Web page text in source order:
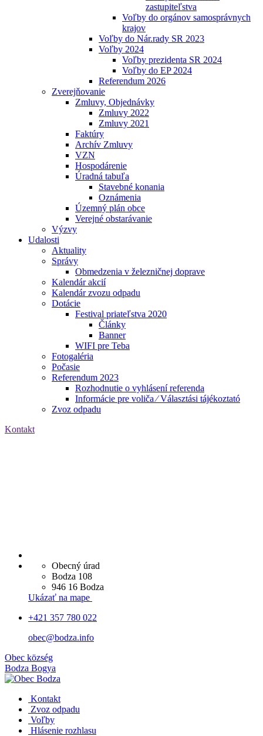
zastupiteľstva
Voľby do orgánov samosprávnych
krajov
Voľby do Nár.rady SR 2023
Voľby 2024
Voľby prezidenta SR 2024
Voľby do EP 2024
Referendum 2026
Zverejňovanie
Zmluvy, Objednávky
Zmluvy 2022
Zmluvy 2021
Faktúry
Archív Zmluvy
VZN
Hospodárenie
Úradná tabuľa
Stavebné konania
Oznámenia
Územný plán obce
Verejné obstarávanie
Výzvy
Udalosti
Aktuality
Správy
Obmedzenia v železničnej doprave
Kalendár akcií
Kalendár zvozu odpadu
Dotácie
Festival priateľstva 2020
Články
Banner
WIFI pre Teba
Fotogaléria
Počasie
Referendum 2023
Rozhodnutie o vyhlásení referenda
Informácie pre voliča ⁄ Választási tájékoztató
Zvoz odpadu
Kontakt
Obecný úrad
Bodza 108
946 16 Bodza
Ukázať na mape
+421 357 780 022
obec@bodza.info
Obec község
Bodza Bogya
Kontakt
Zvoz odpadu
Voľby
Hlásenie rozhlasu